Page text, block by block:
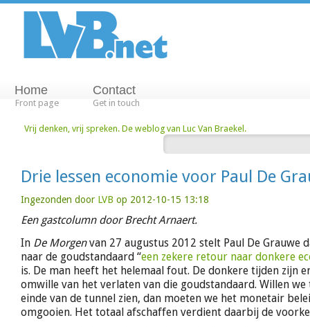
Home
Front page
Contact
Get in touch
Vrij denken, vrij spreken. De weblog van Luc Van Braekel.
Drie lessen economie voor Paul De
Ingezonden door LVB op 2012-10-15 13:18
Een gastcolumn door Brecht Arnaert.
In De Morgenvan 27 augustus 2012 stelt Paul De Grauwe
naar de goudstandaard “een zekere retour naar donkere
is. De man heeft het helemaal fout. De donkere tijden zijn
omwille van het verlaten van die goudstandaard. Willen
einde van de tunnel zien, dan moeten we het monetair
omgooien. Het totaal afschaffen verdient daarbij de